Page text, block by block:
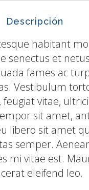
Descripción
habitant
senectus et
fames ac
Vestibulum
vitae,
sit amet,
libero sit amet
semper.
mi vitae est.
eleifend leo.